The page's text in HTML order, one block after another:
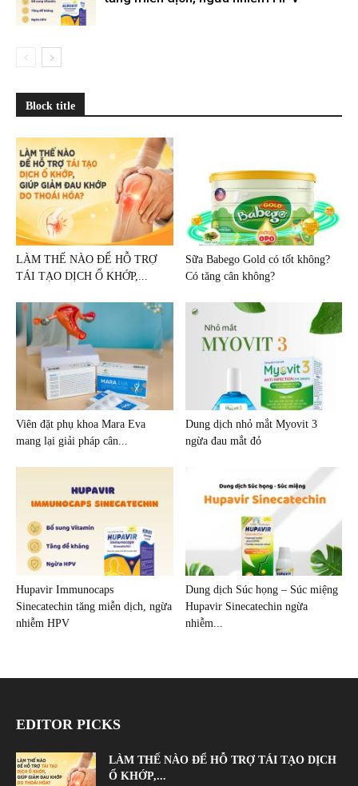
Block title
LÀM THẾ NÀO ĐỂ HỖ TRỢ
TÁI TẠO DỊCH Ổ KHỚP,...
Sữa Babego Gold có tốt không?
Có tăng cân không?
Viên đặt phụ khoa Mara Eva
mang lại giải pháp cân...
Dung dịch nhỏ mắt Myovit 3
ngừa đau mắt đỏ
Hupavir Immunocaps
Sinecatechin tăng miễn dịch, ngừa
nhiễm HPV
Dung dịch Súc họng – Súc miệng
Hupavir Sinecatechin ngừa
nhiễm...
EDITOR PICKS
LÀM THẾ NÀO ĐỂ HỖ TRỢ TÁI TẠO DỊCH
Ổ KHỚP,...